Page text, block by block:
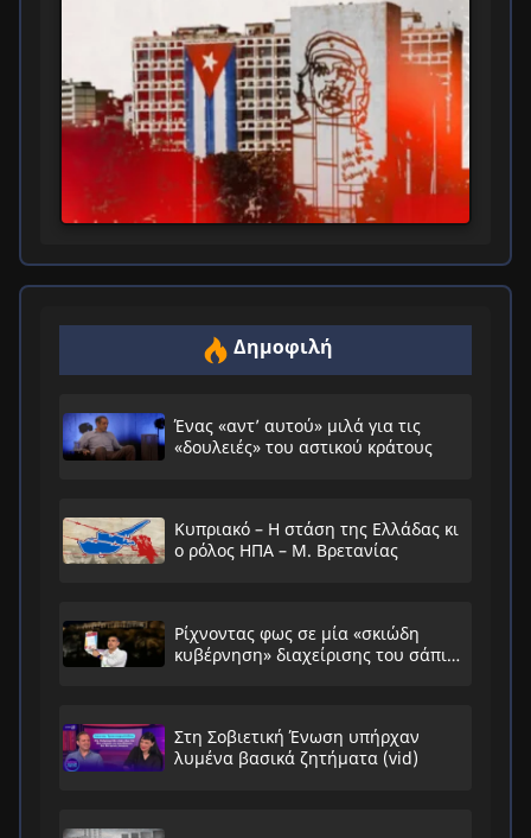
Δημοφιλή
Ένας «αντ’ αυτού» μιλά για τις
«δουλειές» του αστικού κράτους
Κυπριακό – Η στάση της Ελλάδας κι
ο ρόλος ΗΠΑ – Μ. Βρετανίας
Ρίχνοντας φως σε μία «σκιώδη
κυβέρνηση» διαχείρισης του σάπιου
Στη Σοβιετική Ένωση υπήρχαν
λυμένα βασικά ζητήματα (vid)